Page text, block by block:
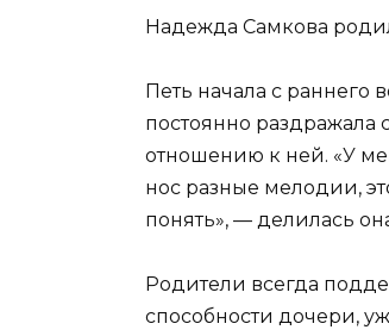
Надежда Самкова
Петь начала с раннего
постоянно раздражала
отношению к ней. «У
нос разные мелодии,
понять», — делилась
Родители всегда
способности дочери,